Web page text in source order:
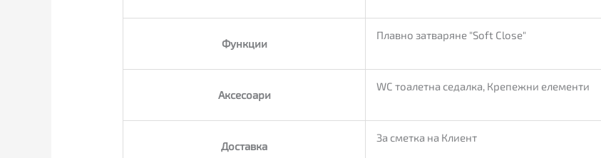
Функции
Плавно затваряне "Soft Close"
Аксесоари
WC тоалетна седалка, Крепежни елементи
Доставка
За сметка на Клиент